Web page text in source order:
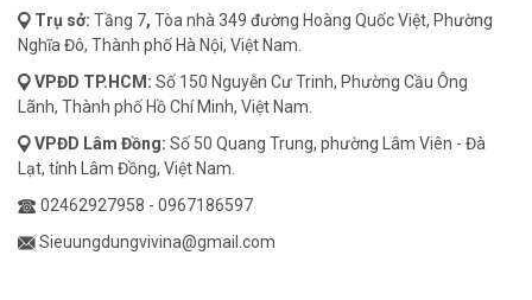
Trụ sở: Tầng 7, Tòa nhà 349 đường Hoàng Quốc Việt, Phường
Nghĩa Đô, Thành phố Hà Nội, Việt Nam.
VPĐD TP.HCM: Số 150 Nguyễn Cư Trinh, Phường Cầu Ông
Lãnh, Thành phố Hồ Chí Minh, Việt Nam.
VPĐD Lâm Đồng: Số 50 Quang Trung, phường Lâm Viên - Đà
Lạt, tỉnh Lâm Đồng, Việt Nam.
02462927958 - 0967186597
Sieuungdungvivina@gmail.com